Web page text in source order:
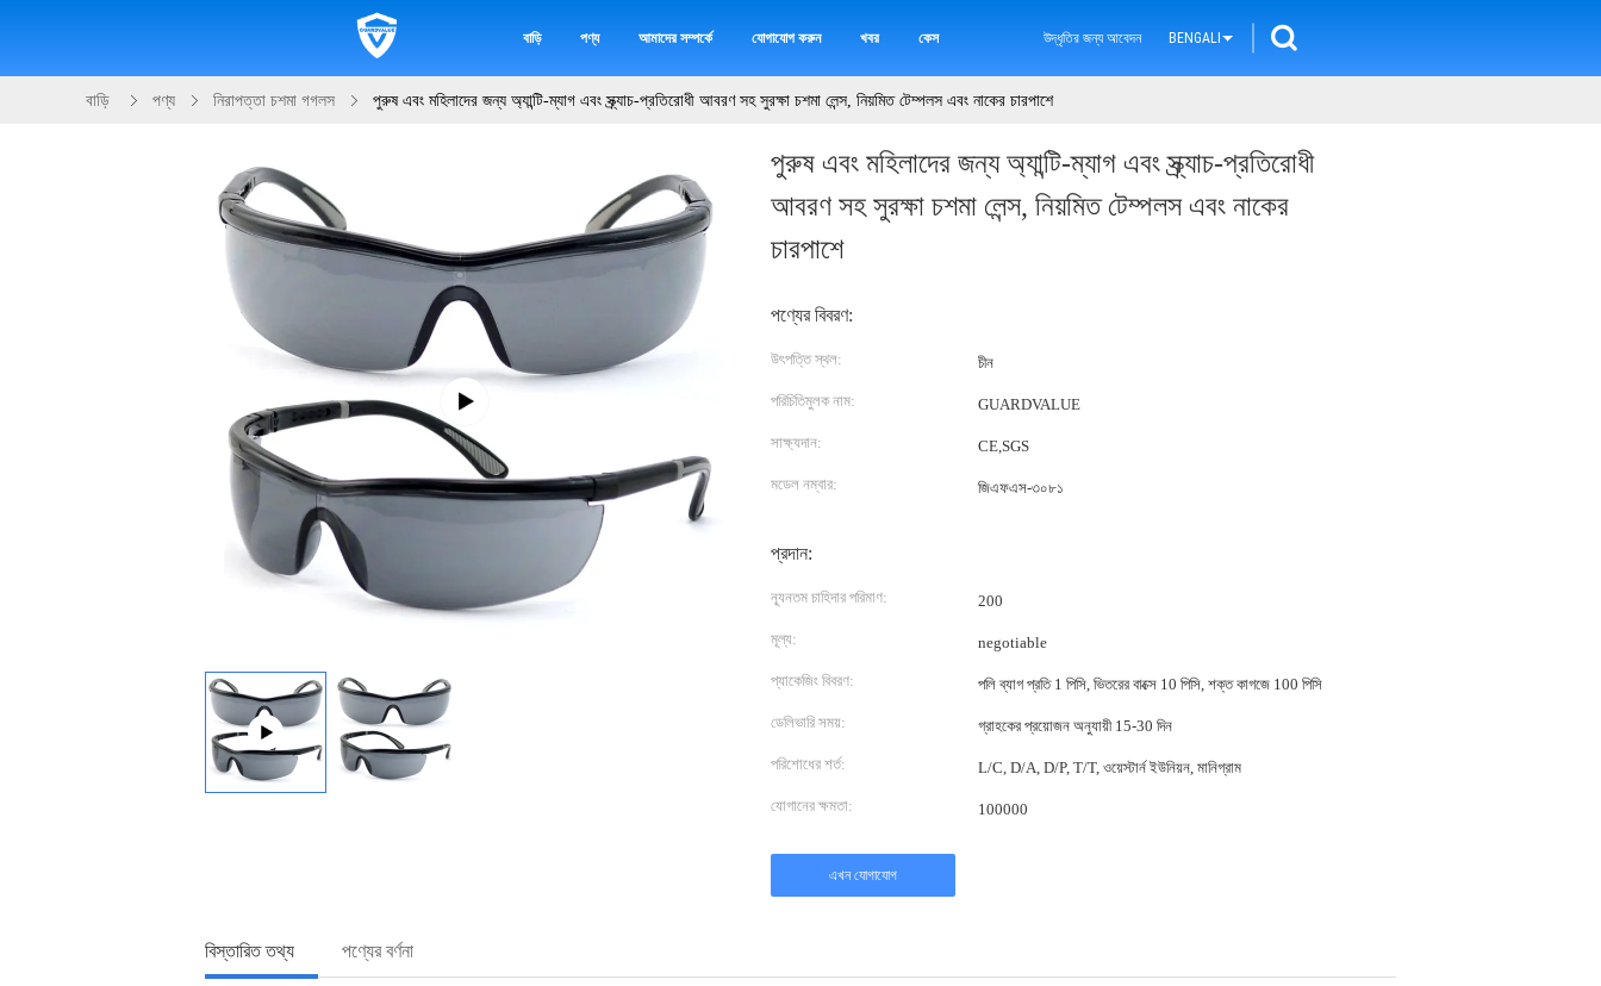
বাড়ি পণ্য আমাদের সম্পর্কে যোগাযোগ করুন খবর কেস উদ্ধৃতির জন্য আবেদন BENGALI
বাড়ি পণ্য নিরাপত্তা চশমা গগলস পুরুষ এবং মহিলাদের জন্য অ্যান্টি-ম্যাগ এবং স্ক্র্যাচ-প্রতিরোধী আবরণ সহ সুরক্ষা চশমা লেন্স, নিয়মিত টেম্পলস এবং নাকের চারপাশে
পুরুষ এবং মহিলাদের জন্য অ্যান্টি-ম্যাগ এবং স্ক্র্যাচ-প্রতিরোধী
আবরণ সহ সুরক্ষা চশমা লেন্স, নিয়মিত টেম্পলস এবং নাকের
চারপাশে
পণ্যের বিবরণ:
উৎপত্তি স্থল: চীন
পরিচিতিমুলক নাম: GUARDVALUE
সাক্ষ্যদান: CE,SGS
মডেল নম্বার: জিএফএস-৩০৮১
প্রদান:
ন্যূনতম চাহিদার পরিমাণ: 200
মূল্য: negotiable
প্যাকেজিং বিবরণ: পলি ব্যাগ প্রতি 1 পিসি, ভিতরের বাক্সে 10 পিসি, শক্ত কাগজে 100 পিসি
ডেলিভারি সময়: গ্রাহকের প্রয়োজন অনুযায়ী 15-30 দিন
পরিশোধের শর্ত: L/C, D/A, D/P, T/T, ওয়েস্টার্ন ইউনিয়ন, মানিগ্রাম
যোগানের ক্ষমতা: 100000
এখন যোগাযোগ
বিস্তারিত তথ্য পণ্যের বর্ণনা